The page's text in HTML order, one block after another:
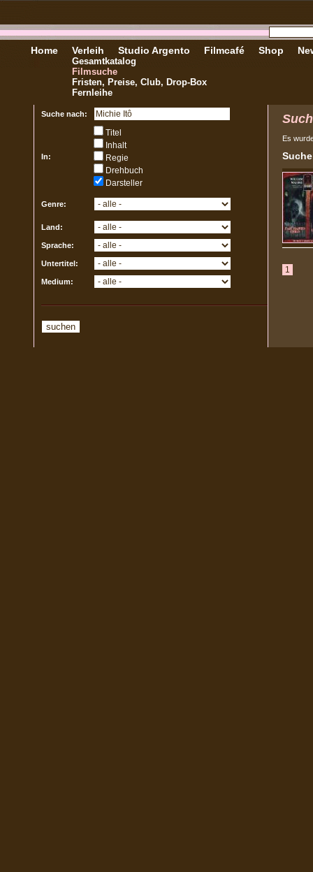
Home Verleih
Gesamtkatalog
Filmsuche
Fristen, Preise, Club, Drop-Box
Fernleihe
Studio Argento Filmcafé Shop
Suche nach:
In:
Titel
Inhalt
Regie
Drehbuch
Darsteller
Genre:
Land:
Sprache:
Untertitel:
Medium:
Es
1